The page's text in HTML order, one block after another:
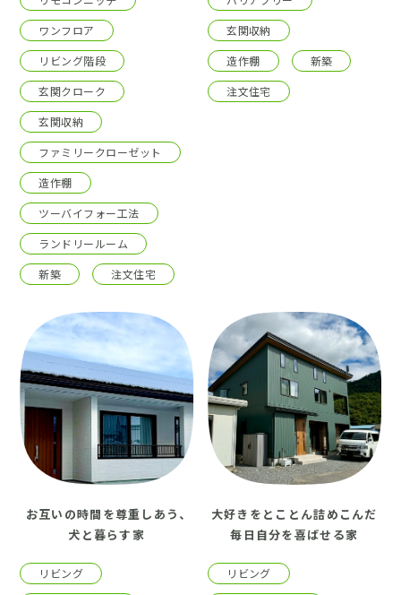
ワンフロア
リビング階段
玄関クローク
玄関収納
ファミリークローゼット
造作棚
ツーバイフォー工法
ランドリールーム
新築
注文住宅
玄関収納
造作棚
新築
注文住宅
お互いの時間を尊重しあう、
犬と暮らす家
リビング
大好きをとことん詰めこんだ
毎日自分を喜ばせる家
リビング